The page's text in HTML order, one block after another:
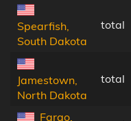
Spearfish,
South Dakota
total
Jamestown,
North Dakota
total
Fargo,